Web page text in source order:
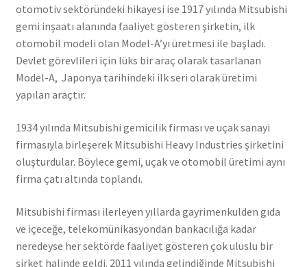
otomotiv sektöründeki hikayesi ise 1917 yılında Mitsubishi
gemi inşaatı alanında faaliyet gösteren şirketin, ilk
otomobil modeli olan Model-A’yı üretmesi ile başladı.
Devlet görevlileri için lüks bir araç olarak tasarlanan
Model-A, Japonya tarihindeki ilk seri olarak üretimi
yapılan araçtır.
1934 yılında Mitsubishi gemicilik firması ve uçak sanayi
firmasıyla birleşerek Mitsubishi Heavy Industries şirketini
oluşturdular. Böylece gemi, uçak ve otomobil üretimi aynı
firma çatı altında toplandı.
Mitsubishi firması ilerleyen yıllarda gayrimenkulden gıda
ve içeceğe, telekomünikasyondan bankacılığa kadar
neredeyse her sektörde faaliyet gösteren çok uluslu bir
şirket halinde geldi. 2011 yılında gelindiğinde Mitsubishi